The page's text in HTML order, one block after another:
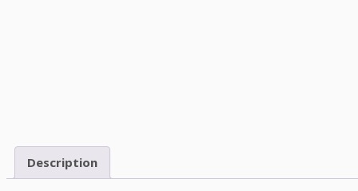
Description